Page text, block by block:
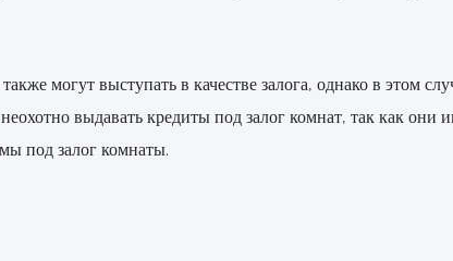
могут выступать в качестве залога, однако в этом
выдавать кредиты под залог комнат, так как
под залог комнаты.